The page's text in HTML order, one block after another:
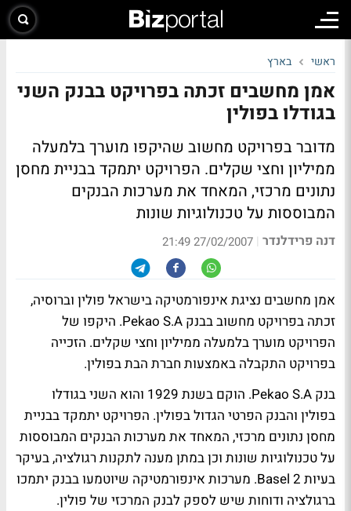
ראשי בארץ
אמן מחשבים זכתה בפרויקט בבנק השני
בגודלו בפולין
מדובר בפרויקט מחשוב שהיקפו מוערך בלמעלה
ממיליון וחצי שקלים. הפרויקט יתמקד בבניית מחסן
נתונים מרכזי, המאחד את מערכות הבנקים
המבוססות על טכנולוגיות שונות
דנה פרידלנדר |
27/02/2007 21:49
אמן מחשבים נציגת אינפורמטיקה בישראל פולין וברוסיה,
זכתה בפרויקט מחשוב בבנק Pekao S.A. היקפו של
הפרויקט מוערך בלמעלה ממיליון וחצי שקלים. הזכייה
בפרויקט התקבלה באמצעות חברת הבת בפולין.
בנק Pekao S.A. הוקם בשנת 1929 והוא השני בגודלו
בפולין והבנק הפרטי הגדול בפולין. הפרויקט יתמקד בבניית
מחסן נתונים מרכזי, המאחד את מערכות הבנקים המבוססות
על טכנולוגיות שונות וכן במתן מענה לתקנות רגולציה, בעיקר
בעיות Basel 2. מערכות אינפורמטיקה שיוטמעו בבנק יתמכו
ברגולציה ודוחות שיש לספק לבנק המרכזי של פולין.